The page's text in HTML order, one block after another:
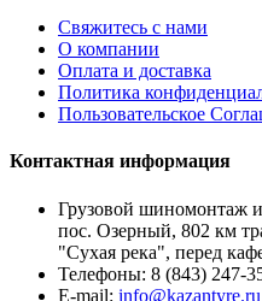
Свяжитесь с нами
О компании
Оплата и доставка
Политика
Пользовательское
Контактная информация
Грузовой шиномонтаж
пос. Озерный, 802 км
"Сухая река", перед
Телефоны: 8 (843) 247-
E-mail: info@kazantyre.ru